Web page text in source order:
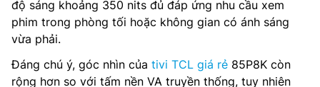
độ sáng khoảng 350 nits đủ đáp ứng nhu cầu xem
phim trong phòng tối hoặc không gian có ánh sáng
vừa phải.
Đáng chú ý, góc nhìn của tivi TCL giá rẻ 85P8K còn
rộng hơn so với tấm nền VA truyền thống, tuy nhiên